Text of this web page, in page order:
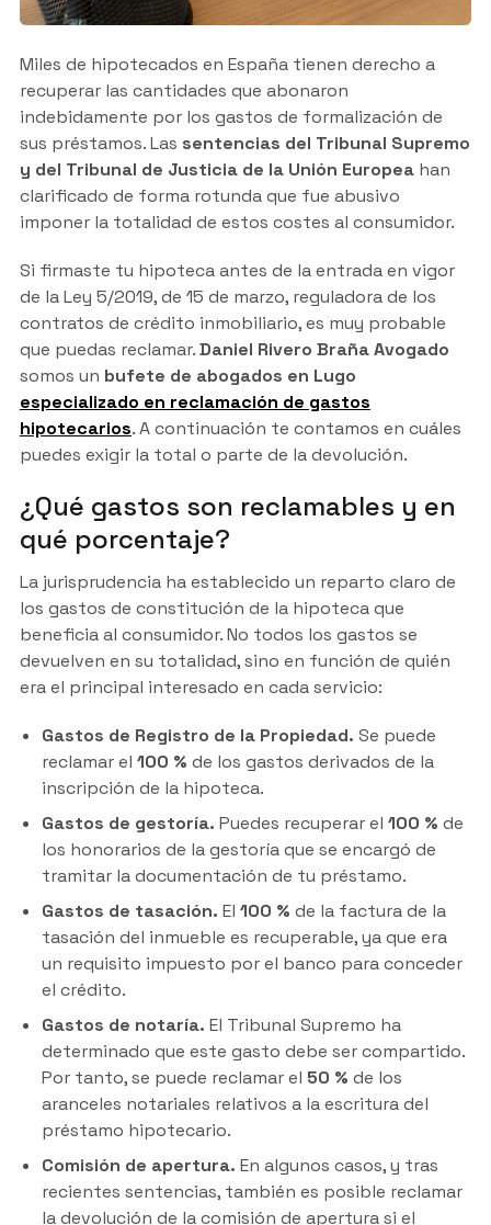
Miles de hipotecados en España tienen derecho a
recuperar las cantidades que abonaron
indebidamente por los gastos de formalización de
sus préstamos. Las sentencias del Tribunal Supremo
y del Tribunal de Justicia de la Unión Europeahan
clarificado de forma rotunda que fue abusivo
imponer la totalidad de estos costes al consumidor.
Si firmaste tu hipoteca antes de la entrada en vigor
de la Ley 5/2019, de 15 de marzo, reguladora de los
contratos de crédito inmobiliario, es muy probable
que puedas reclamar.Daniel Rivero Braña Avogado
somos un bufete de abogados en Lugo
especializado en reclamación de gastos
hipotecarios. A continuación te contamos en cuáles
puedes exigir la total o parte de la devolución.
¿Qué gastos son reclamables y en
qué porcentaje?
La jurisprudencia ha establecido un reparto claro de
los gastos de constitución de la hipoteca que
beneficia al consumidor. No todos los gastos se
devuelven en su totalidad, sino en función de quién
era el principal interesado en cada servicio:
Gastos de Registro de la Propiedad. Se puede
reclamar el 100 % de los gastos derivados de la
inscripción de la hipoteca.
Gastos de gestoría. Puedes recuperar el 100 % de
los honorarios de la gestoría que se encargó de
tramitar la documentación de tu préstamo.
Gastos de tasación. El 100 % de la factura de la
tasación del inmueble es recuperable, ya que era
un requisito impuesto por el banco para conceder
el crédito.
Gastos de notaría. El Tribunal Supremo ha
determinado que este gasto debe ser compartido.
Por tanto, se puede reclamar el 50 % de los
aranceles notariales relativos a la escritura del
préstamo hipotecario.
Comisión de apertura. En algunos casos, y tras
recientes sentencias, también es posible reclamar
la devolución de la comisión de apertura si el